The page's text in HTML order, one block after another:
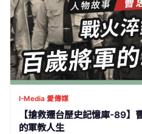
I-Media 愛傳媒
【搶救遷台歷史記憶庫-89
的軍教人生